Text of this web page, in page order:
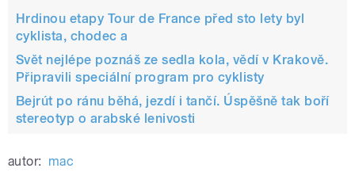
Hrdinou etapy Tour de France před sto lety byl
cyklista, chodec a
Svět nejlépe poznáš ze sedla kola, vědí v Krakově.
Připravili speciální program pro cyklisty
Bejrút po ránu běhá, jezdí i tančí. Úspěšně tak boří
stereotyp o arabské lenivosti
autor: mac